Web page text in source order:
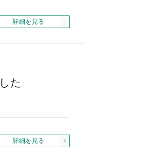
詳細を見る
た
詳細を見る